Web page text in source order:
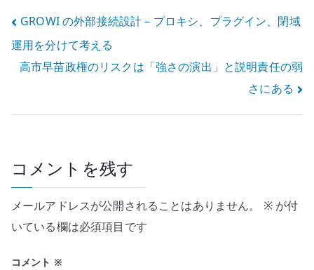
投
稿
ナ
ビ
ー
シ
ョ
ン
GROWI の外部接続設計 – プロキシ、プラグイン、閉域
運用を分けて考える
高市早苗政権のリスクは「強さの演出」と説明責任の弱
さにある
コメントを残す
メールアドレスが公開されることはありません。 ※が付
いている欄は必須項目です
コメント ※